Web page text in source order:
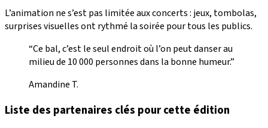
L’animation ne s’est pas limitée aux concerts : jeux, tombolas,
surprises visuelles ont rythmé la soirée pour tous les publics.
“Ce bal, c’est le seul endroit où l’on peut danser au
milieu de 10 000 personnes dans la bonne humeur.”
Amandine T.
Liste des partenaires clés pour cette édition